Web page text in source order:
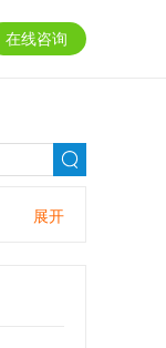
在线咨询
展开